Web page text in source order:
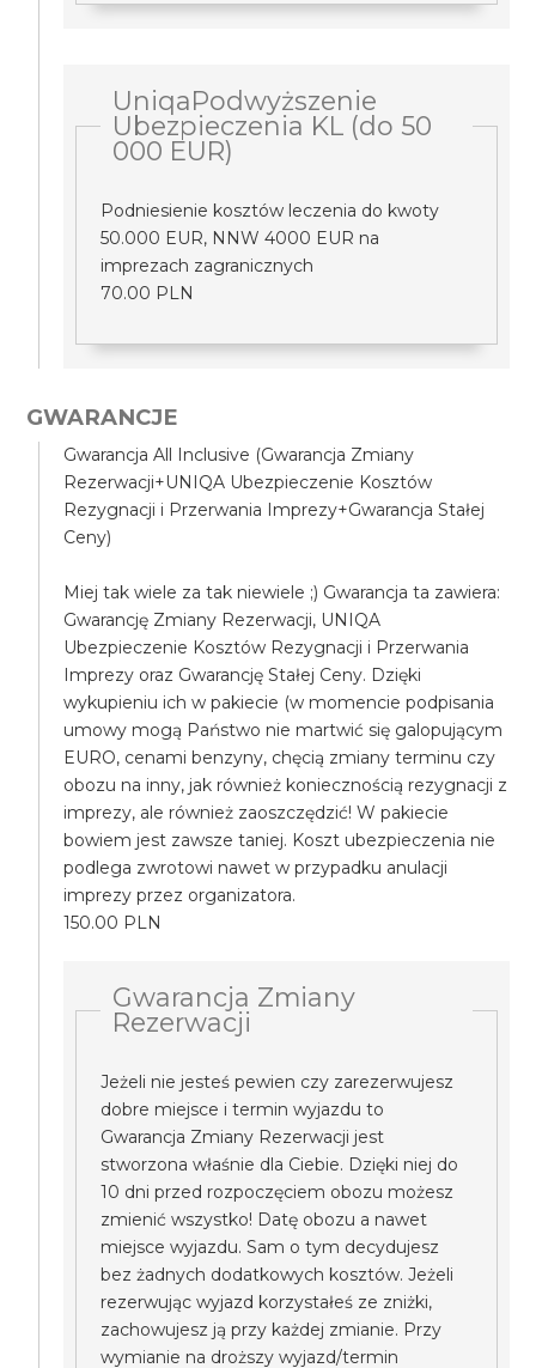
UniqaPodwyższenie
Ubezpieczenia KL (do 50
000 EUR)
Podniesienie kosztów leczenia do kwoty
50.000 EUR, NNW 4000 EUR na
imprezach zagranicznych
70.00 PLN
GWARANCJE
Gwarancja All Inclusive (Gwarancja Zmiany
Rezerwacji+UNIQA Ubezpieczenie Kosztów
Rezygnacji i Przerwania Imprezy+Gwarancja Stałej
Ceny)
Miej tak wiele za tak niewiele ;) Gwarancja ta zawiera:
Gwarancję Zmiany Rezerwacji, UNIQA
Ubezpieczenie Kosztów Rezygnacji i Przerwania
Imprezy oraz Gwarancję Stałej Ceny. Dzięki
wykupieniu ich w pakiecie (w momencie podpisania
umowy mogą Państwo nie martwić się galopującym
EURO, cenami benzyny, chęcią zmiany terminu czy
obozu na inny, jak również koniecznością rezygnacji z
imprezy, ale również zaoszczędzić! W pakiecie
bowiem jest zawsze taniej. Koszt ubezpieczenia nie
podlega zwrotowi nawet w przypadku anulacji
imprezy przez organizatora.
150.00 PLN
Gwarancja Zmiany
Rezerwacji
Jeżeli nie jesteś pewien czy zarezerwujesz
dobre miejsce i termin wyjazdu to
Gwarancja Zmiany Rezerwacji jest
stworzona właśnie dla Ciebie. Dzięki niej do
10 dni przed rozpoczęciem obozu możesz
zmienić wszystko! Datę obozu a nawet
miejsce wyjazdu. Sam o tym decydujesz
bez żadnych dodatkowych kosztów. Jeżeli
rezerwując wyjazd korzystałeś ze zniżki,
zachowujesz ją przy każdej zmianie. Przy
wymianie na droższy wyjazd/termin